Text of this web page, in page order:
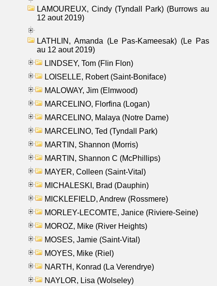
LAMOUREUX, Cindy (Tyndall Park) (Burrows au
12 aout 2019)
LATHLIN, Amanda (Le Pas-Kameesak) (Le Pas
au 12 aout 2019)
LINDSEY, Tom (Flin Flon)
LOISELLE, Robert (Saint-Boniface)
MALOWAY, Jim (Elmwood)
MARCELINO, Florfina (Logan)
MARCELINO, Malaya (Notre Dame)
MARCELINO, Ted (Tyndall Park)
MARTIN, Shannon (Morris)
MARTIN, Shannon C (McPhillips)
MAYER, Colleen (Saint-Vital)
MICHALESKI, Brad (Dauphin)
MICKLEFIELD, Andrew (Rossmere)
MORLEY-LECOMTE, Janice (Riviere-Seine)
MOROZ, Mike (River Heights)
MOSES, Jamie (Saint-Vital)
MOYES, Mike (Riel)
NARTH, Konrad (La Verendrye)
NAYLOR, Lisa (Wolseley)